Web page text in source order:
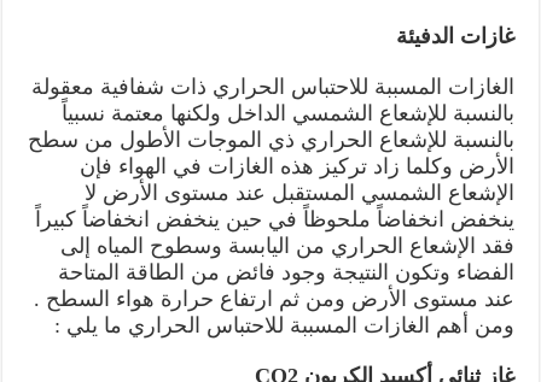
غازات الدفيئة
الغازات المسببة للاحتباس الحراري ذات شفافية معقولة
بالنسبة للإشعاع الشمسي الداخل ولكنها معتمة نسبياً
بالنسبة للإشعاع الحراري ذي الموجات الأطول من سطح
الأرض وكلما زاد تركيز هذه الغازات في الهواء فإن
الإشعاع الشمسي المستقبل عند مستوى الأرض لا
ينخفض انخفاضاً ملحوظاً في حين ينخفض انخفاضاً كبيراً
فقد الإشعاع الحراري من اليابسة وسطوح المياه إلى
الفضاء وتكون النتيجة وجود فائض من الطاقة المتاحة
عند مستوى الأرض ومن ثم ارتفاع حرارة هواء السطح .
ومن أهم الغازات المسببة للاحتباس الحراري ما يلي :
غاز ثنائي أكسيد الكربون CO2